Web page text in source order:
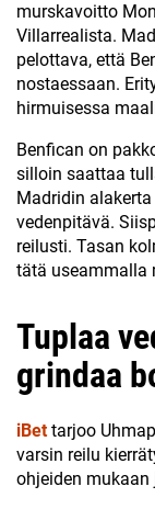
murskavoitto
Villarrealista.
pelottava, että
nostaessaan.
hirmuisessa
Benfican on
silloin saattaa
Madridin
vedenpitävä.
reilusti. Tasan
tätä useammalla
Tuplaa
grindaa
iBettarjoo
varsin reilu
ohjeiden